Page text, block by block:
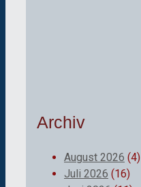
Archiv
August 2026 (4)
Juli 2026 (16)